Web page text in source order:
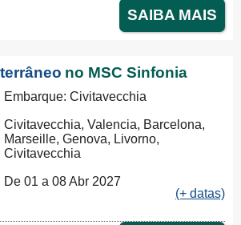
SAIBA MAIS
no MSC Sinfonia
Embarque: Civitavecchia
Civitavecchia, Valencia, Barcelona,
Marseille, Genova, Livorno,
Civitavecchia
De 01 a 08 Abr 2027
(+ datas)